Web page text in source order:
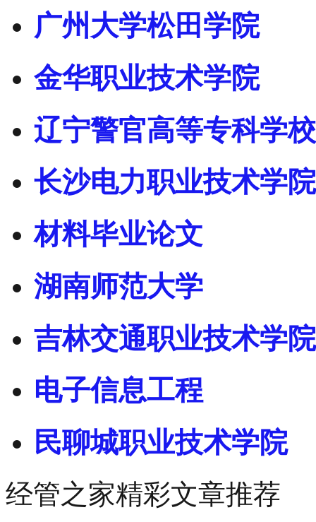
广州大学松田学院
金华职业技术学院
辽宁警官高等专科学校
长沙电力职业技术学院
材料毕业论文
湖南师范大学
吉林交通职业技术学院
电子信息工程
民聊城职业技术学院
经管之家精彩文章推荐